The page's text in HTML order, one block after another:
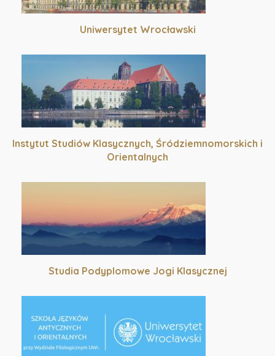
Uniwersytet Wrocławski
Instytut Studiów Klasycznych, Śródziemnomorskich i
Orientalnych
Studia Podyplomowe Jogi Klasycznej